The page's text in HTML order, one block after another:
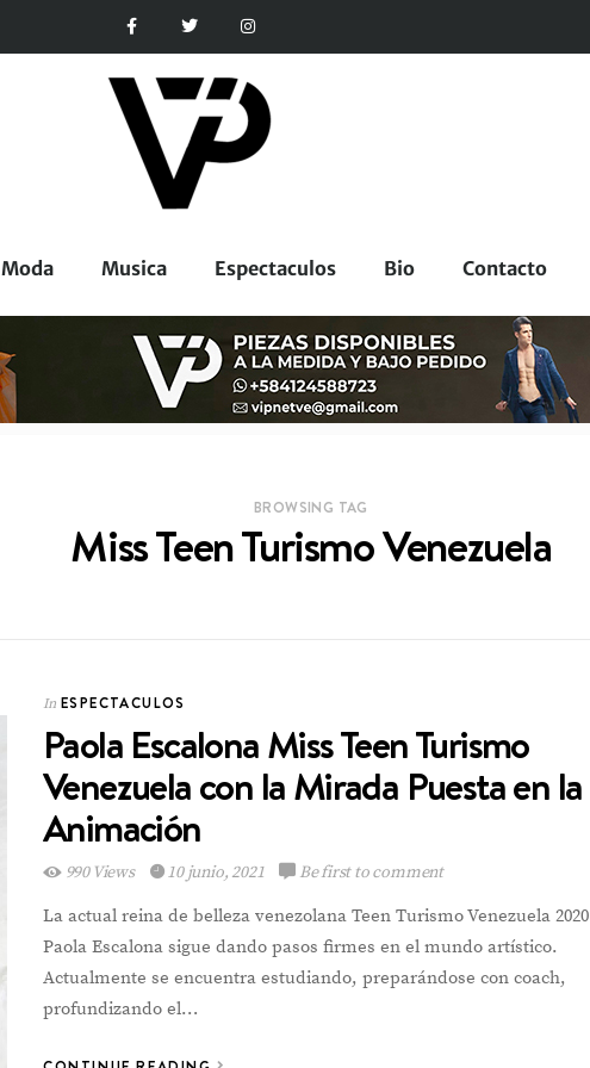
Moda Musica Espectaculos Bio Contacto
BROWSING TAG
Miss Teen Turismo Venezuela
In ESPECTACULOS
Paola Escalona Miss Teen Turismo
Venezuela con la Mirada Puesta en la
Animación
990 Views 10 junio, 2021 Be first to comment
La actual reina de belleza venezolana Teen Turismo Venezuela 2020
Paola Escalona sigue dando pasos firmes en el mundo artístico.
Actualmente se encuentra estudiando, preparándose con coach,
profundizando el…
ESPECTACULOS
Emely Barile pisa
fuerte en el Reina
Hispanoamericana